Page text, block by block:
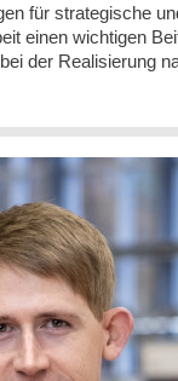
für strategische
einen wichtigen
der Realisierung